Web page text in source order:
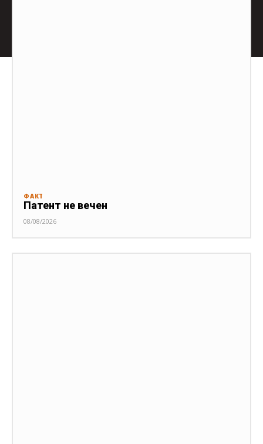
ФАКТ
Патент не вечен
08/08/2026